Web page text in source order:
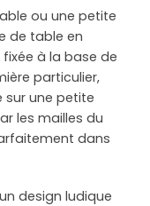
ou une petite
de table en
à la base de
particulier,
une petite
les mailles du
dans
design ludique